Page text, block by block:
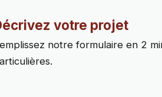
votre projet
notre formulaire en 2